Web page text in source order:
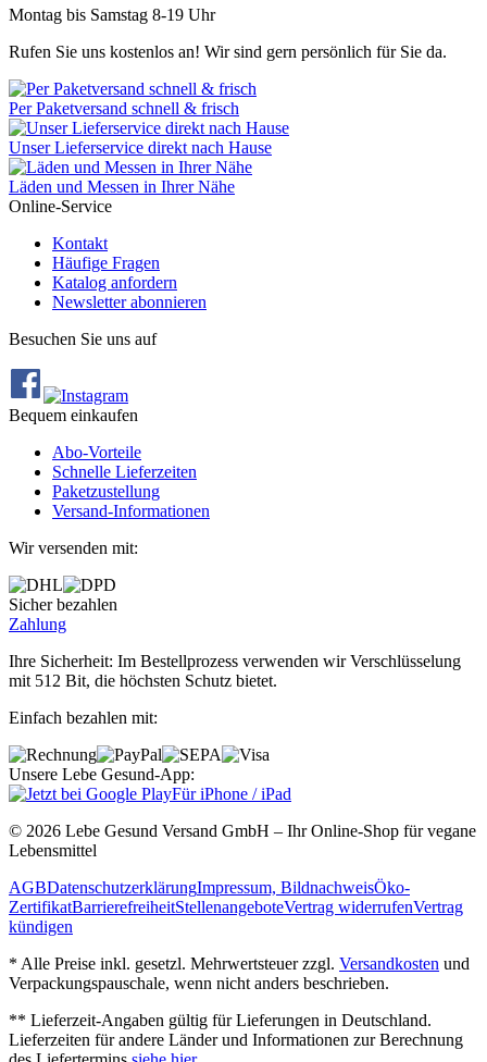
Montag bis Samstag 8-19 Uhr
Rufen Sie uns kostenlos an! Wir sind gern persönlich für Sie da.
Per Paketversand schnell & frisch
Unser Lieferservice direkt nach Hause
Läden und Messen in Ihrer Nähe
Online-Service
Kontakt
Häufige Fragen
Katalog anfordern
Newsletter abonnieren
Besuchen Sie uns auf
Bequem einkaufen
Abo‐Vorteile
Schnelle Lieferzeiten
Paketzustellung
Versand‐Informationen
Wir versenden mit:
Sicher bezahlen
Zahlung
Ihre Sicherheit: Im Bestellprozess verwenden wir Verschlüsselung
mit 512 Bit, die höchsten Schutz bietet.
Einfach bezahlen mit:
Unsere Lebe Gesund-App:
Für iPhone / iPad
© 2026 Lebe Gesund Versand GmbH – Ihr Online‐Shop für vegane
Lebensmittel
AGBDatenschutzerklärungImpressum, BildnachweisÖko‐
ZertifikatBarrierefreiheitStellenangeboteVertrag widerrufenVertrag
kündigen
* Alle Preise inkl. gesetzl. Mehrwertsteuer zzgl. Versandkosten und
Verpackungspauschale, wenn nicht anders beschrieben.
** Lieferzeit‐Angaben gültig für Lieferungen in Deutschland.
Lieferzeiten für andere Länder und Informationen zur Berechnung